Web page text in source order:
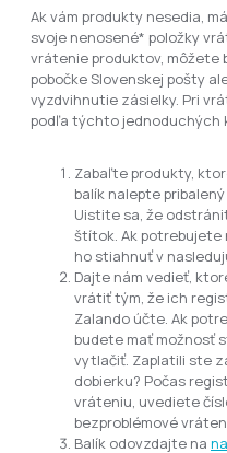
Ak vám produkty nesedia,
svoje nenosené* položky
vrátenie produktov, môžete
pobočke Slovenskej pošty
vyzdvihnutie zásielky. Pri
podľa týchto jednoduchých
Zabaľte produkty,
balík nalepte
Uistite sa, že
štítok. Ak potrebujete
ho stiahnuť v
Dajte nám vedieť,
vrátiť tým, že ich
Zalando účte. Ak
budete mať možnosť
vytlačiť. Zaplatili ste
dobierku? Počas
vráteniu, uvediete
bezproblémové
Balík odovzdajte na